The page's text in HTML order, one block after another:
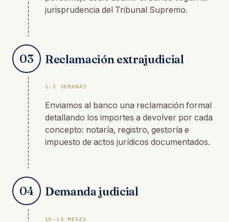
jurisprudencia del Tribunal Supremo.
03 Reclamación extrajudicial
1-2 SEMANAS
Enviamos al banco una reclamación formal
detallando los importes a devolver por cada
concepto: notaría, registro, gestoría e
impuesto de actos jurídicos documentados.
04 Demanda judicial
10-14 MESES